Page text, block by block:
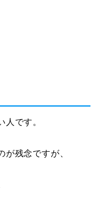
人です。
残念ですが、